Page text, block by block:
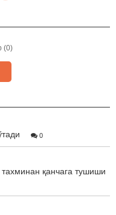
(0)
0
қанчага тушиши